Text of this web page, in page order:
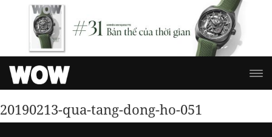
20190213-qua-tang-dong-ho-051